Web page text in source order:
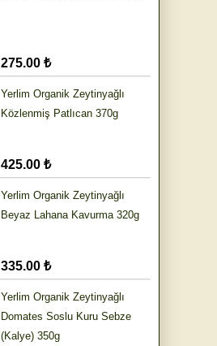
275.00 ₺
Yerlim Organik Zeytinyağlı
Közlenmiş Patlıcan 370g
425.00 ₺
Yerlim Organik Zeytinyağlı
Beyaz Lahana Kavurma 320g
335.00 ₺
Yerlim Organik Zeytinyağlı
Domates Soslu Kuru Sebze
(Kalye) 350g